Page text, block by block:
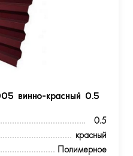
винно-красный 0.5
0.5
красный
Полимерное